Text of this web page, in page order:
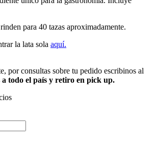
para 40 tazas aproximadamente.
la lata sola aquí.
por consultas sobre tu pedido escribinos al
a todo el país y retiro en pick up.